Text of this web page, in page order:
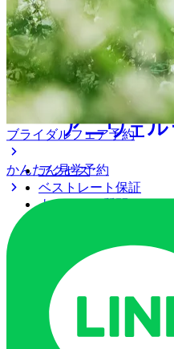
アニヴェルセ
アクセス
ベストレート保証
よくあるご質問
ご予約・お問い合わせ
ブライダルフェア
ブライダルフェア
ブライダルフェア予約
かんたん見学予約